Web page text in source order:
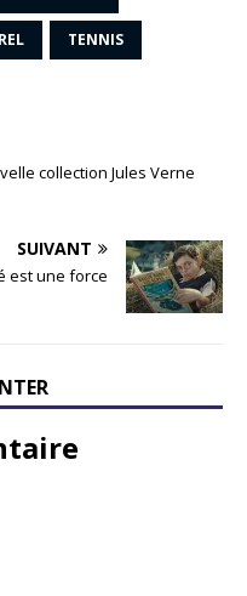
TENNIS
collection Jules Verne
SUIVANT
est une force